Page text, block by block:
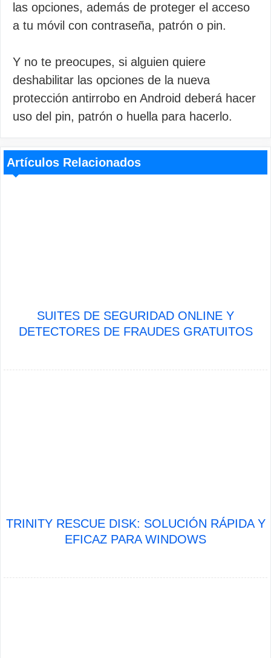
las opciones, además de proteger el acceso
a tu móvil con contraseña, patrón o pin.
Y no te preocupes, si alguien quiere
deshabilitar las opciones de la nueva
protección antirrobo en Android deberá hacer
uso del pin, patrón o huella para hacerlo.
Artículos Relacionados
SUITES DE SEGURIDAD ONLINE Y
DETECTORES DE FRAUDES GRATUITOS
TRINITY RESCUE DISK: SOLUCIÓN RÁPIDA Y
EFICAZ PARA WINDOWS